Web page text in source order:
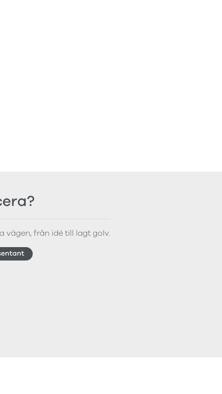
vägen, från idé till lagt golv.